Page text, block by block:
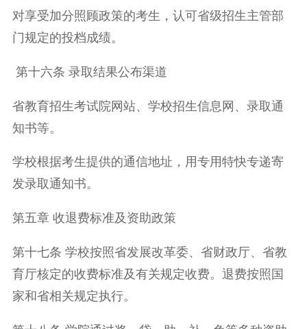
对享受加分照顾政策的考生，认可省级招生主管部
门规定的投档成绩。
第十六条 录取结果公布渠道
省教育招生考试院网站、学校招生信息网、录取通
知书等。
学校根据考生提供的通信地址，用专用特快专递寄
发录取通知书。
第五章 收退费标准及资助政策
第十七条 学校按照省发展改革委、省财政厅、省教
育厅核定的收费标准及有关规定收费。退费按照国
家和省相关规定执行。